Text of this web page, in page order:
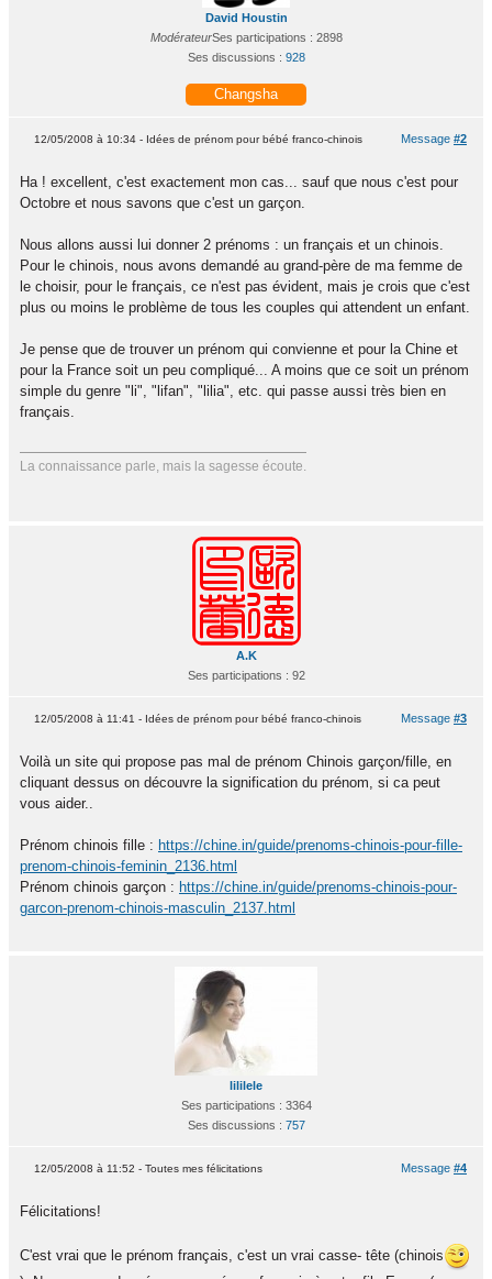
David Houstin
ModérateurSes participations : 2898
Ses discussions : 928
Changsha
Message #2
12/05/2008 à 10:34 - Idées de prénom pour bébé franco-chinois
Ha ! excellent, c'est exactement mon cas... sauf que nous c'est pour
Octobre et nous savons que c'est un garçon.
Nous allons aussi lui donner 2 prénoms : un français et un chinois.
Pour le chinois, nous avons demandé au grand-père de ma femme de
le choisir, pour le français, ce n'est pas évident, mais je crois que c'est
plus ou moins le problème de tous les couples qui attendent un enfant.
Je pense que de trouver un prénom qui convienne et pour la Chine et
pour la France soit un peu compliqué... A moins que ce soit un prénom
simple du genre "li", "lifan", "lilia", etc. qui passe aussi très bien en
français.
La connaissance parle, mais la sagesse écoute.
A.K
Ses participations : 92
Message #3
12/05/2008 à 11:41 - Idées de prénom pour bébé franco-chinois
Voilà un site qui propose pas mal de prénom Chinois garçon/fille, en
cliquant dessus on découvre la signification du prénom, si ca peut
vous aider..
Prénom chinois fille : https://chine.in/guide/prenoms-chinois-pour-fille-
prenom-chinois-feminin_2136.html
Prénom chinois garçon : https://chine.in/guide/prenoms-chinois-pour-
garcon-prenom-chinois-masculin_2137.html
lililele
Ses participations : 3364
Ses discussions : 757
Message #4
12/05/2008 à 11:52 - Toutes mes félicitations
Félicitations!
C'est vrai que le prénom français, c'est un vrai casse- tête (chinois